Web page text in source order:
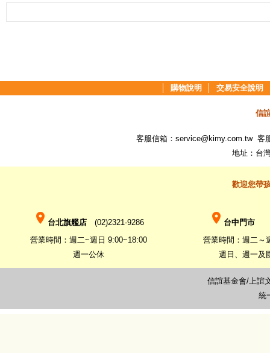
購物說明 交易安全說明
信
客服信箱：service@kimy.com.tw 客
地址：台
歡迎您帶
place 台北旗艦店 (02)2321-9286
營業時間：週二~週日 9:00~18:00
週一公休
place 台中門市
營業時間：週二～
週日、週一及
信誼基金會/上誼
統